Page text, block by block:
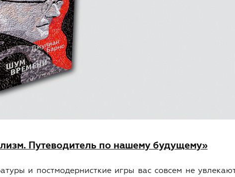
Путеводитель по нашему будущему»
и постмодернисткие игры вас совсем не